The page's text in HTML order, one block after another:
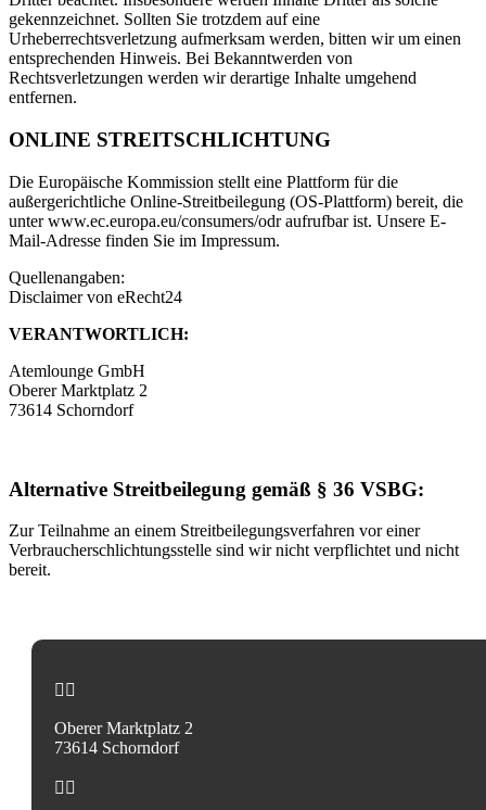
gekennzeichnet. Sollten Sie trotzdem auf eine
Urheberrechtsverletzung aufmerksam werden, bitten wir um einen
entsprechenden Hinweis. Bei Bekanntwerden von
Rechtsverletzungen werden wir derartige Inhalte umgehend
entfernen.
ONLINE STREITSCHLICHTUNG
Die Europäische Kommission stellt eine Plattform für die
außergerichtliche Online-Streitbeilegung (OS-Plattform) bereit, die
unter www.ec.europa.eu/consumers/odr aufrufbar ist. Unsere E-
Mail-Adresse finden Sie im Impressum.
Quellenangaben:
Disclaimer von eRecht24
VERANTWORTLICH:
Atemlounge GmbH
Oberer Marktplatz 2
73614 Schorndorf
Alternative Streitbeilegung gemäß § 36 VSBG:
Zur Teilnahme an einem Streitbeilegungsverfahren vor einer
Verbraucherschlichtungsstelle sind wir nicht verpflichtet und nicht
bereit.
 
Oberer Marktplatz 2
73614 Schorndorf
 